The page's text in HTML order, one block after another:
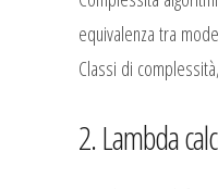
equivalenza tra
Classi di
2. Lambda